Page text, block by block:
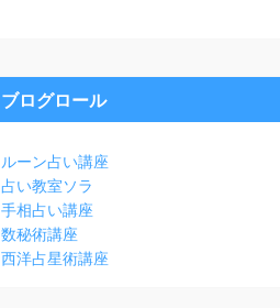
ブログロール
ルーン占い講座
占い教室ソラ
手相占い講座
数秘術講座
西洋占星術講座